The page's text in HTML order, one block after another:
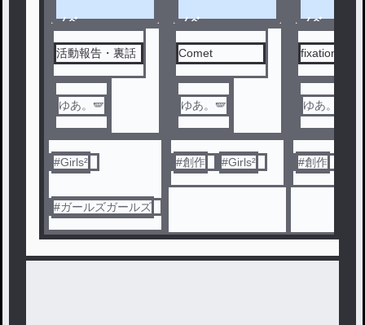
ノベ
活動報告・裏話
ゆあ。🪽
#Girls²
#ガールズガールズ
ノベ
Comet
ゆあ。🪽
#創作 #Girls²
ノベ
fixation
ゆあ。🪽
#創作